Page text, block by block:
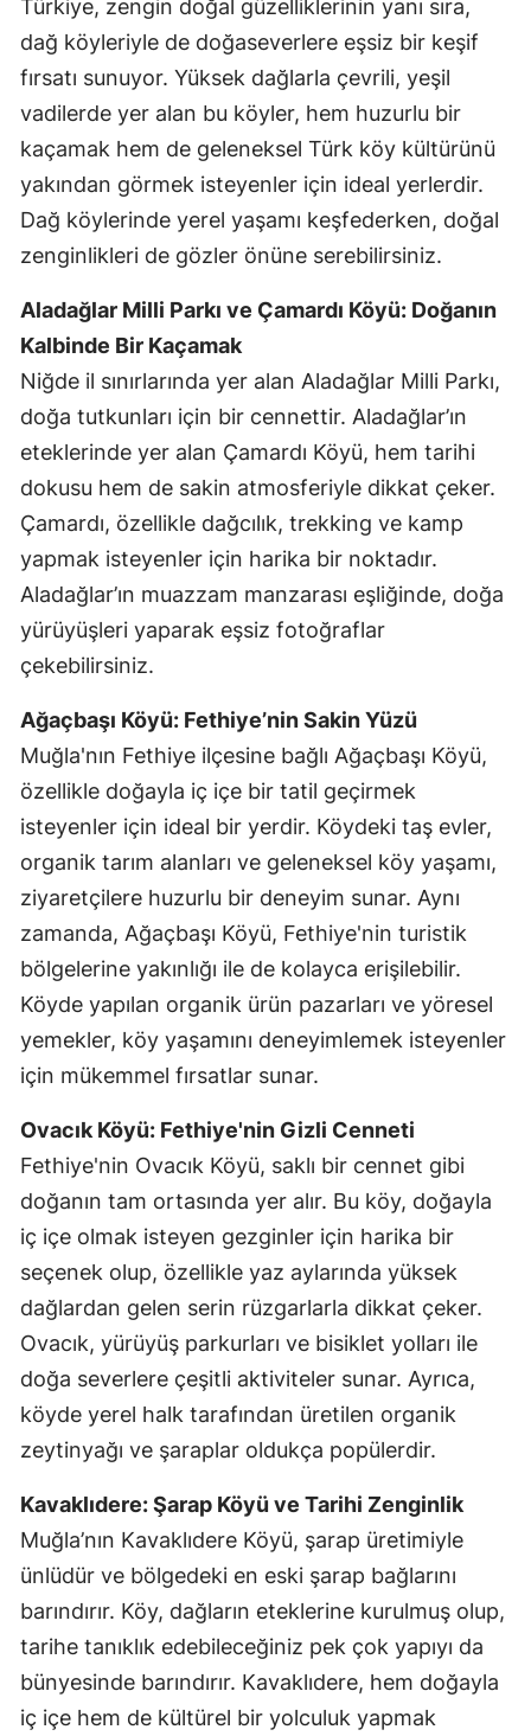
Türkiye, zengin doğal güzelliklerinin yanı sıra,
dağ köyleriyle de doğaseverlere eşsiz bir keşif
fırsatı sunuyor. Yüksek dağlarla çevrili, yeşil
vadilerde yer alan bu köyler, hem huzurlu bir
kaçamak hem de geleneksel Türk köy kültürünü
yakından görmek isteyenler için ideal yerlerdir.
Dağ köylerinde yerel yaşamı keşfederken, doğal
zenginlikleri de gözler önüne serebilirsiniz.
Aladağlar Milli Parkı ve Çamardı Köyü: Doğanın
Kalbinde Bir Kaçamak
Niğde il sınırlarında yer alan Aladağlar Milli Parkı,
doğa tutkunları için bir cennettir. Aladağlar’ın
eteklerinde yer alan Çamardı Köyü, hem tarihi
dokusu hem de sakin atmosferiyle dikkat çeker.
Çamardı, özellikle dağcılık, trekking ve kamp
yapmak isteyenler için harika bir noktadır.
Aladağlar’ın muazzam manzarası eşliğinde, doğa
yürüyüşleri yaparak eşsiz fotoğraflar
çekebilirsiniz.
Ağaçbaşı Köyü: Fethiye’nin Sakin Yüzü
Muğla'nın Fethiye ilçesine bağlı Ağaçbaşı Köyü,
özellikle doğayla iç içe bir tatil geçirmek
isteyenler için ideal bir yerdir. Köydeki taş evler,
organik tarım alanları ve geleneksel köy yaşamı,
ziyaretçilere huzurlu bir deneyim sunar. Aynı
zamanda, Ağaçbaşı Köyü, Fethiye'nin turistik
bölgelerine yakınlığı ile de kolayca erişilebilir.
Köyde yapılan organik ürün pazarları ve yöresel
yemekler, köy yaşamını deneyimlemek isteyenler
için mükemmel fırsatlar sunar.
Ovacık Köyü: Fethiye'nin Gizli Cenneti
Fethiye'nin Ovacık Köyü, saklı bir cennet gibi
doğanın tam ortasında yer alır. Bu köy, doğayla
iç içe olmak isteyen gezginler için harika bir
seçenek olup, özellikle yaz aylarında yüksek
dağlardan gelen serin rüzgarlarla dikkat çeker.
Ovacık, yürüyüş parkurları ve bisiklet yolları ile
doğa severlere çeşitli aktiviteler sunar. Ayrıca,
köyde yerel halk tarafından üretilen organik
zeytinyağı ve şaraplar oldukça popülerdir.
Kavaklıdere: Şarap Köyü ve Tarihi Zenginlik
Muğla’nın Kavaklıdere Köyü, şarap üretimiyle
ünlüdür ve bölgedeki en eski şarap bağlarını
barındırır. Köy, dağların eteklerine kurulmuş olup,
tarihe tanıklık edebileceğiniz pek çok yapıyı da
bünyesinde barındırır. Kavaklıdere, hem doğayla
iç içe hem de kültürel bir yolculuk yapmak